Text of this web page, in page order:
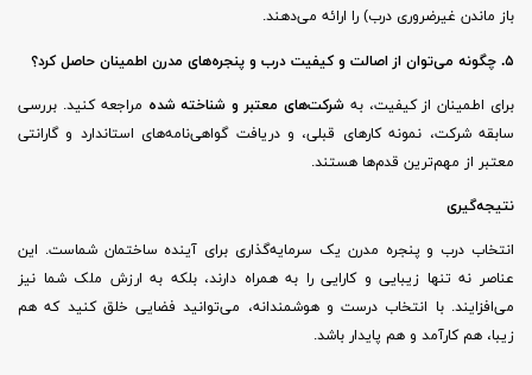
باز ماندن غیرضروری درب) را ارائه می‌دهند.
۵. چگونه می‌توان از اصالت و کیفیت درب و پنجره‌های مدرن اطمینان حاصل کرد؟
برای اطمینان از کیفیت، بهشرکت‌های معتبر و شناخته شده مراجعه کنید. بررسی
سابقه شرکت، نمونه کارهای قبلی، و دریافت گواهی‌نامه‌های استاندارد و گارانتی
معتبر از مهم‌ترین قدم‌ها هستند.
نتیجه‌گیری
انتخاب درب و پنجره مدرن یک سرمایه‌گذاری برای آینده ساختمان شماست. این
عناصر نه تنها زیبایی و کارایی را به همراه دارند، بلکه به ارزش ملک شما نیز
می‌افزایند. با انتخاب درست و هوشمندانه، می‌توانید فضایی خلق کنید که هم
زیبا، هم کارآمد و هم پایدار باشد.